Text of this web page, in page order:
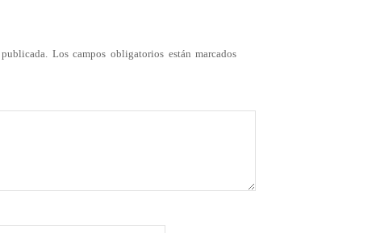
Los campos obligatorios están marcados